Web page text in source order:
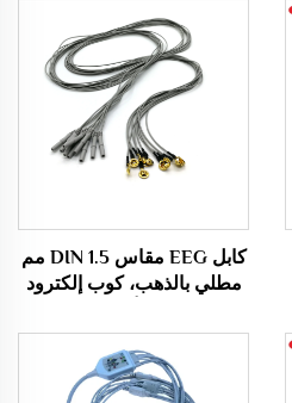
كابل EEG مقاس DIN 1.5 مم
مطلي بالذهب، كوب إلكترود